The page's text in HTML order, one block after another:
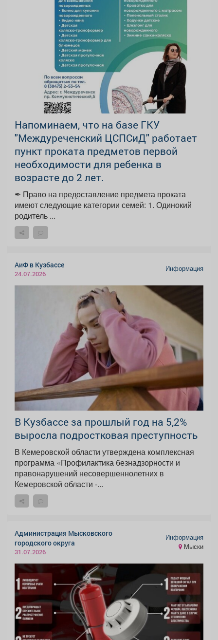
Напоминаем, что на базе ГКУ
"Междуреченский ЦСПСиД" работает
пункт проката предметов первой
необходимости для ребенка в
возрасте до 2 лет.
✒ Право на предоставление предмета проката
имеют следующие категории семей: 1. Одинокий
родитель ...
АиФ в Кузбассе
24.07.2026
Информация
В Кузбассе за прошлый год на 5,2%
выросла подростковая преступность
В Кемеровской области утверждена комплексная
программа «Профилактика безнадзорности и
правонарушений несовершеннолетних в
Кемеровской области -...
Администрация Мысковского
городского округа
31.07.2026
Информация
Мыски